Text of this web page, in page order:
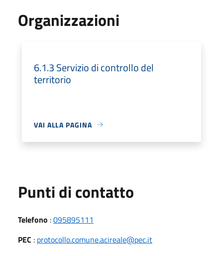
Organizzazioni
6.1.3 Servizio di controllo del
territorio
VAI ALLA PAGINA
Punti di contatto
Telefono :095895111
PEC : protocollo.comune.acireale@pec.it